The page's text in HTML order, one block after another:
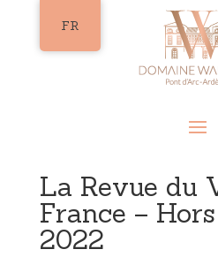
La Revue du
France –
2022
FR